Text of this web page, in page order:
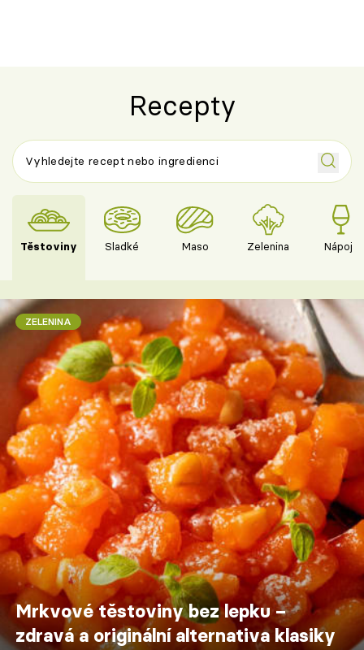
Recepty
Těstoviny Sladké Maso Zelenina Nápoje
ZELENINA
Mrkvové těstoviny bez lepku –
zdravá a originální alternativa klasiky